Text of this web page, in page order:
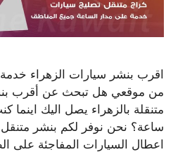
اقرب بنشر سيارات الزهراء
من موقعي هل تبحث عن أقرب
ساعة؟ نحن نوفر لكم بنشر
اعطال السيارات المفاجئة على